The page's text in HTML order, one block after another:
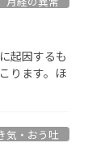
起因するも
ります。ほ
気・おう吐